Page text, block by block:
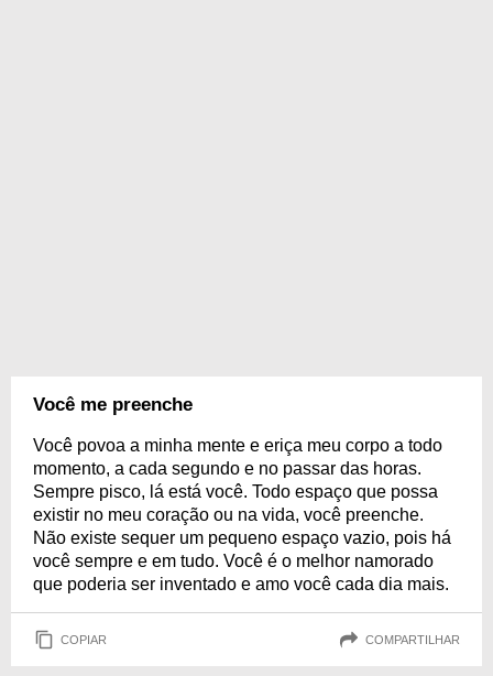
Você me preenche
Você povoa a minha mente e eriça meu corpo a todo
momento, a cada segundo e no passar das horas.
Sempre pisco, lá está você. Todo espaço que possa
existir no meu coração ou na vida, você preenche.
Não existe sequer um pequeno espaço vazio, pois há
você sempre e em tudo. Você é o melhor namorado
que poderia ser inventado e amo você cada dia mais.
COPIAR COMPARTILHAR